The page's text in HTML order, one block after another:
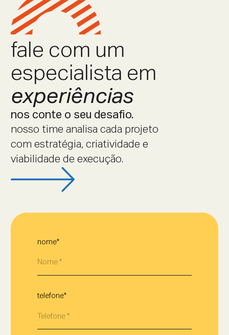
fale com um
especialista em
experiências
nos conte o seu desafio.
nosso time analisa cada projeto
com estratégia, criatividade e
viabilidade de execução.
nome*
telefone*